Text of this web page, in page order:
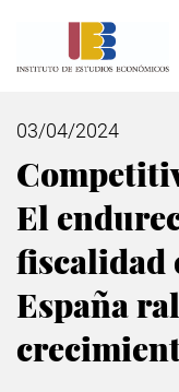
principal
03/04/2024
El
fiscalidad
España